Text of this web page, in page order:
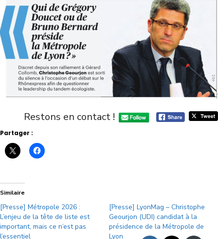
Restons en contact !
Partager :
Similaire
[Presse] Métropole 2026 :
L’enjeu de la tête de liste est
important, mais ce n’est pas
l’essentiel
[Presse] LyonMag – Christophe
Geourjon (UDI) candidat à la
présidence de la Métropole de
Lyon